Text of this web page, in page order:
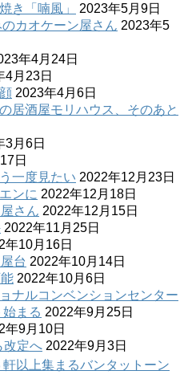
き「喃風」
2023年5月9日
カオケーン屋さん 2023年5
年4月24日
4月23日
2023年4月6日
居酒屋モリハウス、そのあと
3月6日
日
一度見たい 2022年12月23日
ンに 2022年12月18日
さん 2022年12月15日
2022年11月25日
年10月16日
台 2022年10月14日
2022年10月6日
ナルコンベンションセンター
まる 2022年9月25日
年9月10日
改定へ 2022年9月3日
以上集まるバンタットーン